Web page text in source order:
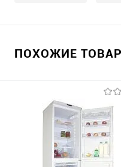
ПОХОЖИЕ